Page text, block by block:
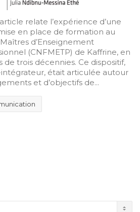
relate l’expérience d’une
en place de formation au
d’Enseignement
(CNFMETP) de Kaffrine, en
trois décennies. Ce dispositif,
était articulée autour
et d’objectifs de...